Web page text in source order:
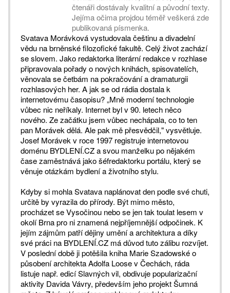
čtenáři dostávaly kvalitní a původní texty.
Jejíma očima projdou téměř veškerá zde
publikovaná písmenka.
Svatava Morávková vystudovala češtinu a divadelní
vědu na brněnské filozofické fakultě. Celý život zachází
se slovem. Jako redaktorka literární redakce v rozhlase
připravovala pořady o nových knihách, spisovatelích,
věnovala se četbám na pokračování a dramaturgii
rozhlasových her. A jak se od rádia dostala k
internetovému časopisu? „Mně moderní technologie
vůbec nic neříkaly. Internet byl v 90. letech něco
nového. Ze začátku jsem vůbec nechápala, co to ten
pan Morávek dělá. Ale pak mě přesvědčil," vysvětluje.
Josef Morávek v roce 1997 registruje internetovou
doménu BYDLENÍ.CZ a svou manželku po nějakém
čase zaměstnává jako šéfredaktorku portálu, který se
věnuje otázkám bydlení a životního stylu.
Kdyby si mohla Svatava naplánovat den podle své chuti,
určitě by vyrazila do přírody. Být mimo město,
procházet se Vysočinou nebo se jen tak toulat lesem v
okolí Brna pro ni znamená nejpříjemnější odpočinek. K
jejím zájmům patří dějiny umění a architektura a díky
své práci na BYDLENÍ.CZ má důvod tuto zálibu rozvíjet.
V poslední době ji potěšila kniha Marie Szadowské o
působení architekta Adolfa Loose v Čechách, ráda
listuje např. edicí Slavných vil, obdivuje popularizační
aktivity Davida Vávry, především jeho projekt Šumná